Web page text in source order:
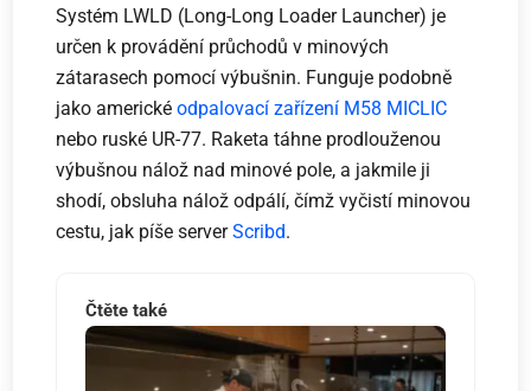
Systém LWLD (Long-Long Loader Launcher) je
určen k provádění průchodů v minových
zátarasech pomocí výbušnin. Funguje podobně
jako americkéodpalovací zařízení M58 MICLIC
nebo ruské UR-77. Raketa táhne prodlouženou
výbušnou nálož nad minové pole, a jakmile ji
shodí, obsluha nálož odpálí, čímž vyčistí minovou
cestu, jak píše serverScribd.
Čtěte také